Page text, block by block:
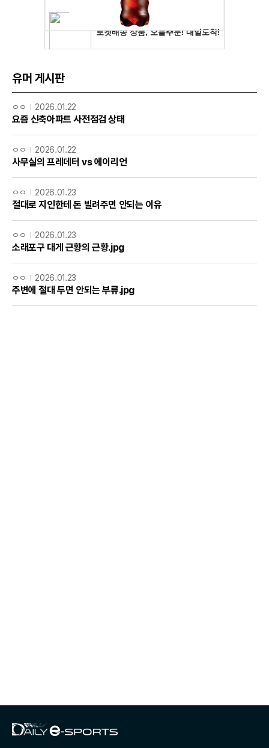
유머 게시판
ㅇㅇ 2026.01.22
요즘 신축아파트 사전점검 상태
ㅇㅇ 2026.01.22
사무실의 프레데터 vs 에이리언
ㅇㅇ 2026.01.23
절대로 지인한테 돈 빌려주면 안되는 이유
ㅇㅇ 2026.01.23
소래포구 대게 근황의 근황.jpg
ㅇㅇ 2026.01.23
주변에 절대 두면 안되는 부류.jpg